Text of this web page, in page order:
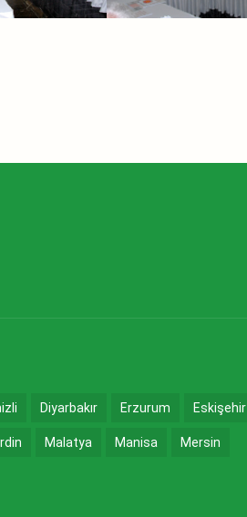
Diyarbakır Erzurum Eskişehir
Malatya Manisa Mersin